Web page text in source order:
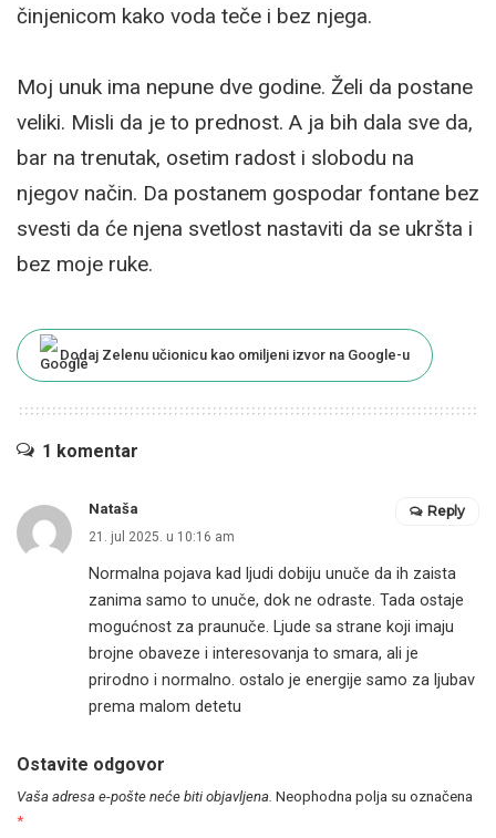
činjenicom kako voda teče i bez njega.
Moj unuk ima nepune dve godine. Želi da postane
veliki. Misli da je to prednost. A ja bih dala sve da,
bar na trenutak, osetim radost i slobodu na
njegov način. Da postanem gospodar fontane bez
svesti da će njena svetlost nastaviti da se ukršta i
bez moje ruke.
Dodaj Zelenu učionicu kao omiljeni izvor na Google-u
1 komentar
Nataša
21. jul 2025. u 10:16 am
Normalna pojava kad ljudi dobiju unuče da ih zaista
zanima samo to unuče, dok ne odraste. Tada ostaje
mogućnost za praunuče. Ljude sa strane koji imaju
brojne obaveze i interesovanja to smara, ali je
prirodno i normalno. ostalo je energije samo za ljubav
prema malom detetu
Reply
Ostavite odgovor
Vaša adresa e-pošte neće biti objavljena. Neophodna polja su označena
*